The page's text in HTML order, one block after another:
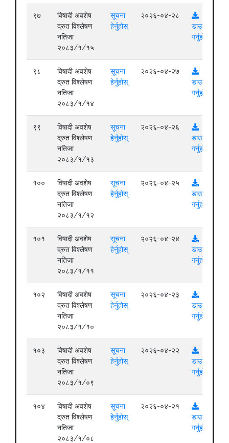
९७
विषादी अवशेष
द्रुत विश्लेषण
नतिजा
२०८३/१/१५
सूचना
हेर्नुहोस्
२०२६-०४-२८
डाउनलोड
गर्नुहोस्
९८
विषादी अवशेष
द्रुत विश्लेषण
नतिजा
२०८३/१/१४
सूचना
हेर्नुहोस्
२०२६-०४-२७
डाउनलोड
गर्नुहोस्
९९
विषादी अवशेष
द्रुत विश्लेषण
नतिजा
२०८३/१/१३
सूचना
हेर्नुहोस्
२०२६-०४-२६
डाउनलोड
गर्नुहोस्
१००
विषादी अवशेष
द्रुत विश्लेषण
नतिजा
२०८३/१/१२
सूचना
हेर्नुहोस्
२०२६-०४-२५
डाउनलोड
गर्नुहोस्
१०१
विषादी अवशेष
द्रुत विश्लेषण
नतिजा
२०८३/१/११
सूचना
हेर्नुहोस्
२०२६-०४-२४
डाउनलोड
गर्नुहोस्
१०२
विषादी अवशेष
द्रुत विश्लेषण
नतिजा
२०८३/१/१०
सूचना
हेर्नुहोस्
२०२६-०४-२३
डाउनलोड
गर्नुहोस्
१०३
विषादी अवशेष
द्रुत विश्लेषण
नतिजा
२०८३/१/०९
सूचना
हेर्नुहोस्
२०२६-०४-२२
डाउनलोड
गर्नुहोस्
१०४
विषादी अवशेष
द्रुत विश्लेषण
नतिजा
२०८३/१/०८
सूचना
हेर्नुहोस्
२०२६-०४-२१
डाउनलोड
गर्नुहोस्